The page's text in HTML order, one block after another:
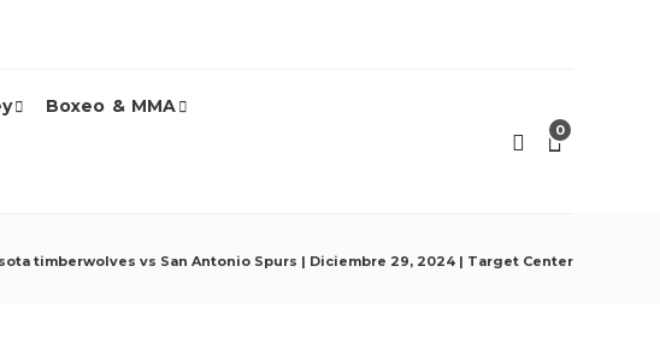
Boxeo & MMA
0
timberwolves vs San Antonio Spurs | Diciembre 29, 2024 | Target Center